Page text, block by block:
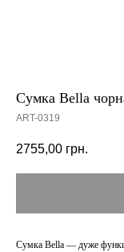
Сумка Bella
ART-0319
2755,00 грн.
Сумка Bella — дуже